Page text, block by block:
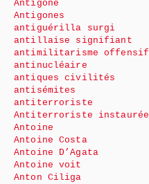
Antigone
Antigones
antiguérilla surgi
antillaise signifiant
antimilitarisme offensif
antinucléaire
antiques civilités
antisémites
antiterroriste
Antiterroriste instaurée
Antoine
Antoine Costa
Antoine D’Agata
Antoine voit
Anton Ciliga